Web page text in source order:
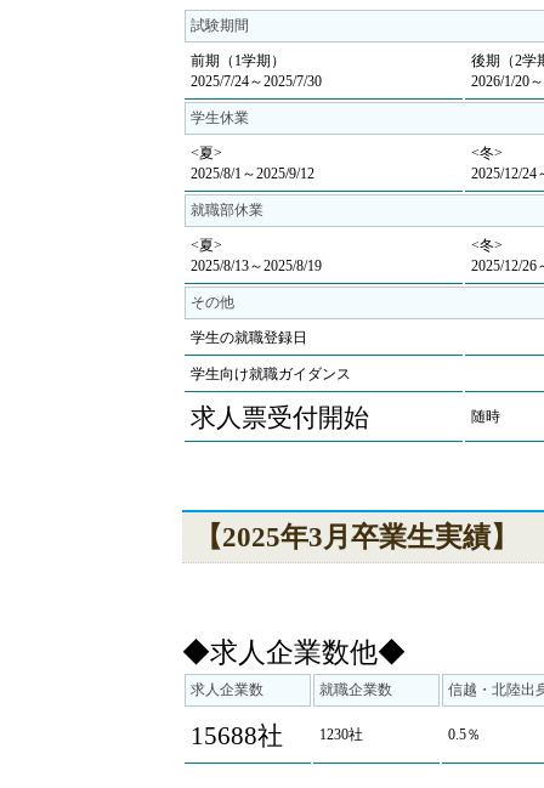
試験期間
前期（1学期）
2025/7/24～2025/7/30
後期（2学
2026/1/20
学生休業
<夏>
2025/8/1～2025/9/12
<冬>
2025/12/24
就職部休業
<夏>
2025/8/13～2025/8/19
<冬>
2025/12/26
その他
学生の就職登録日
学生向け就職ガイダンス
求人票受付開始 随時
【2025年3月卒業生実績】
◆求人企業数他◆
求人企業数 就職企業数 信越・北陸出
15688社 1230社 0.5％